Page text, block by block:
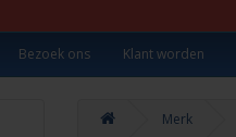
Bezoek ons Klant worden
Merk